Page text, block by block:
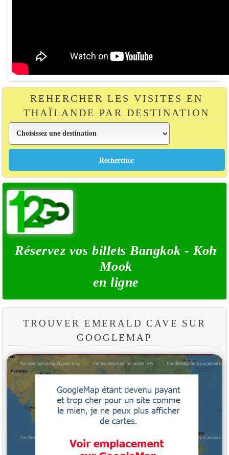
REHERCHER LES VISITES EN
THAÏLANDE PAR DESTINATION
Réservez vos billets Bangkok - Koh
Mook
en ligne
TROUVER EMERALD CAVE SUR
GOOGLEMAP